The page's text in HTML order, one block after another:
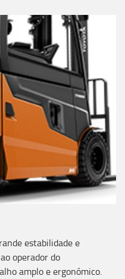
estabilidade e
operador do
amplo e ergonómico.